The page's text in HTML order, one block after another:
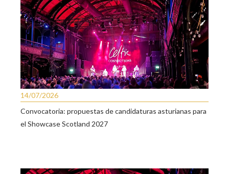
14/07/2026
Convocatoria: propuestas de candidaturas asturianas para
el Showcase Scotland 2027